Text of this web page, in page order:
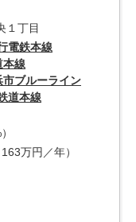
１丁目
電鉄本線
本線
市ブルーライン
道本線
万円／年）